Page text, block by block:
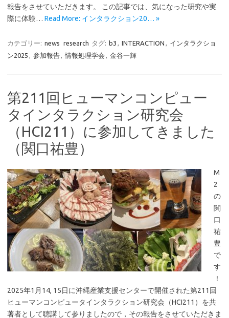
報告をさせていただきます。 この記事では、気になった研究や実
際に体験… Read More: インタラクション20… »
カテゴリー: news research タグ: b3 , INTERACTION , インタラクショ
ン2025 , 参加報告, 情報処理学会 , 金谷一輝
第211回ヒューマンコンピュー
タインタラクション研究会
（HCI211）に参加してきました
（関口祐豊）
M
2
の
関
口
祐
豊
で
す
！
2025年1月14, 15日に沖縄産業支援センターで開催された第211回
ヒューマンコンピュータインタラクション研究会（HCI211）を共
著者として聴講して参りましたので，その報告をさせていただきま